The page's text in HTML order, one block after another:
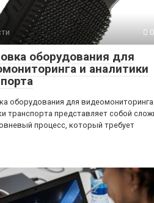
0
оборудования для
и аналитики
оборудования для видеомониторинга
транспорта представляет собой
процесс, который требует